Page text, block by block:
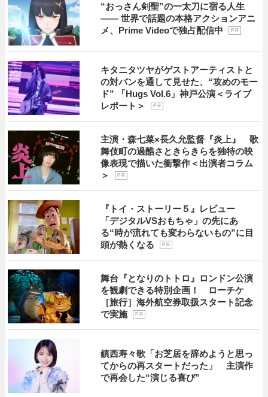
“おっさん剣聖”の一太刀に宿る人生
―― 世界で話題の本格アクションアニ
メ、Prime Videoで独占配信中
P R
キタニタツヤがゲストアーティストと
の対バンを通して見せた、“攻めのモー
ド” 「Hugs Vol.6」神戸公演＜ライブ
レポート＞
P R
主演・森七菜×長久允監督『炎上』 歌
舞伎町の過酷さときらきらを独特の映
像表現で描いた衝撃作＜出演者コラム
＞
P R
『トイ・ストーリー５』レビュー
「デジタルVSおもちゃ」の先にあ
る“時が流れても変わらないもの”に目
頭が熱くなる
P R
舞台『となりのトトロ』ロンドン公演
を観劇できる特別企画！ ローチケ
［旅行］海外航空券取扱スタート記念
で実施
P R
鎮西寿々歌「お芝居を辞めようと思っ
てからの再スタートだった」 主演作
で再会した“演じる喜び”